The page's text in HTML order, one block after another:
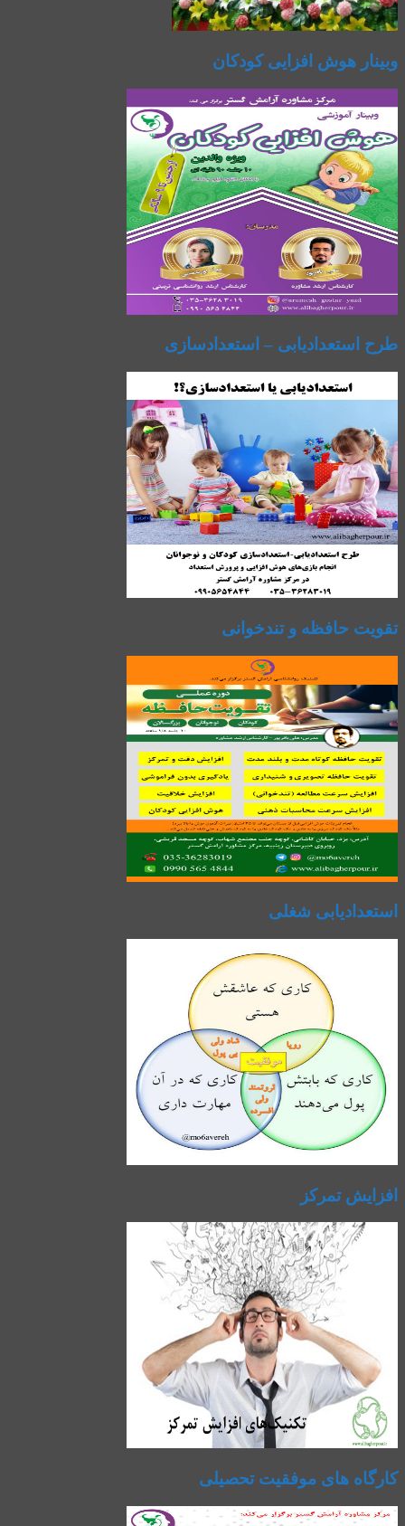
وبینار هوش افزایی کودکان
طرح استعدادیابی – استعدادسازی
تقویت حافظه و تندخوانی
استعدادیابی شغلی
افزایش تمرکز
کارگاه های موفقیت تحصیلی